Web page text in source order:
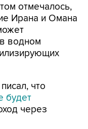
отмечалось,
Ирана и Омана
водном
что
будет
через